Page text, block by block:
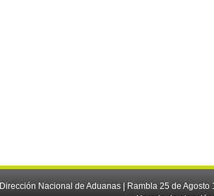
Dirección Nacional de Aduanas | Rambla 25 de